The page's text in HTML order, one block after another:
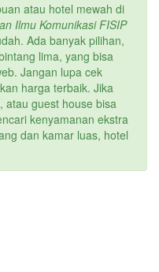
atau hotel mewah di
Ilmu Komunikasi FISIP
Ada banyak pilihan,
lima, yang bisa
Jangan lupa cek
harga terbaik. Jika
atau guest house bisa
kenyamanan ekstra
dan kamar luas, hotel